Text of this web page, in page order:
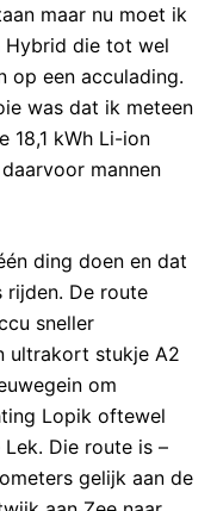
maar nu moet ik
Hybrid die tot wel
op een acculading.
was dat ik meteen
18,1 kWh Li-ion
mannen
ding doen en dat
rijden. De route
sneller
ultrakort stukje A2
om
Lopik oftewel
Die route is –
gelijk aan de